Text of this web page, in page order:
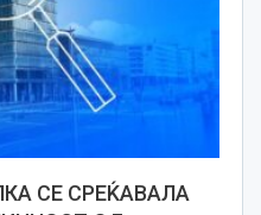
СЕ СРЕЌАВАЛА